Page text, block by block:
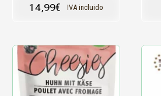
14,99€ IVA incluido